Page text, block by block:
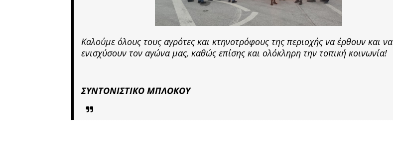
Καλούμε όλους τους αγρότες και κτηνοτρόφους της περιοχής να έρθουν και να
ενισχύσουν τον αγώνα μας, καθώς επίσης και ολόκληρη την τοπική κοινωνία!
ΣΥΝΤΟΝΙΣΤΙΚΟ ΜΠΛΟΚΟΥ